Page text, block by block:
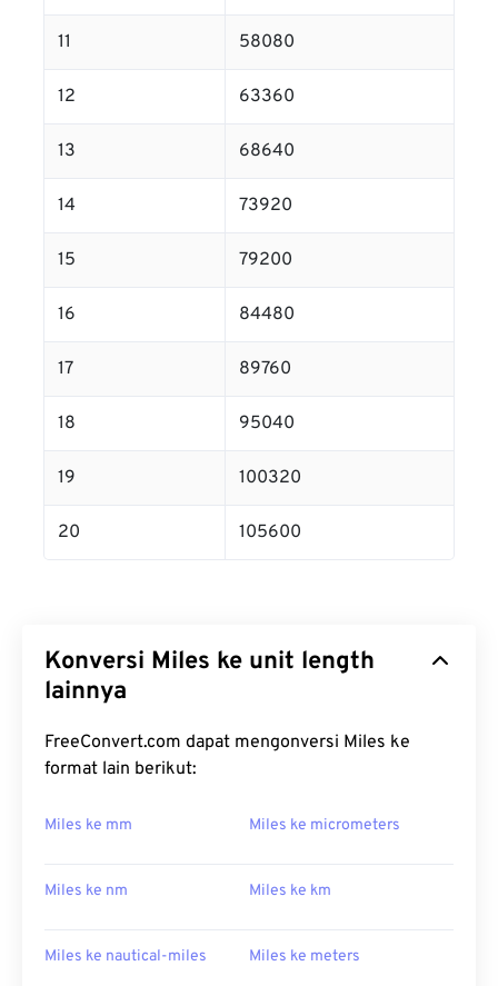
11 58080
12 63360
13 68640
14 73920
15 79200
16 84480
17 89760
18 95040
19 100320
20 105600
Konversi Miles ke unit length
lainnya
FreeConvert.com dapat mengonversi Miles ke
format lain berikut:
Miles ke mm Miles ke micrometers
Miles ke nm Miles ke km
Miles ke nautical-miles Miles ke meters